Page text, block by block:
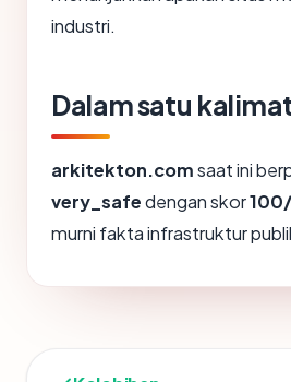
industri.
Dalam satu
arkitekton.comsaat ini
very_safedengan skor
murni fakta infrastruktur